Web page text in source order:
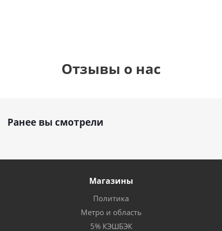
Отзывы о нас
Ранее вы смотрели
Магазины
Политика
Метро и область
5% КЭШБЭК